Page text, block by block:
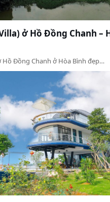
ở Hồ Đồng Chanh –
Hồ Đồng Chanh ở Hòa Bình đẹp…